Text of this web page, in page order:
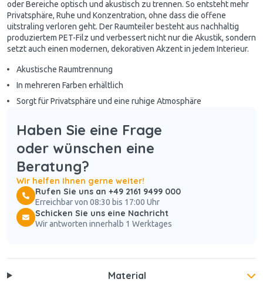
oder Bereiche optisch und akustisch zu trennen. So entsteht mehr
Privatsphäre, Ruhe und Konzentration, ohne dass die offene
uitstraling verloren geht. Der Raumteiler besteht aus nachhaltig
produziertem PET-Filz und verbessert nicht nur die Akustik, sondern
setzt auch einen modernen, dekorativen Akzent in jedem Interieur.
Akustische Raumtrennung
In mehreren Farben erhältlich
Sorgt für Privatsphäre und eine ruhige Atmosphäre
Haben Sie eine Frage
oder wünschen eine
Beratung?
Wir helfen Ihnen gerne weiter!
Rufen Sie uns an +49 2161 9499 000
Erreichbar von 08:30 bis 17:00 Uhr
Schicken Sie uns eine Nachricht
Wir antworten innerhalb 1 Werktages
Material